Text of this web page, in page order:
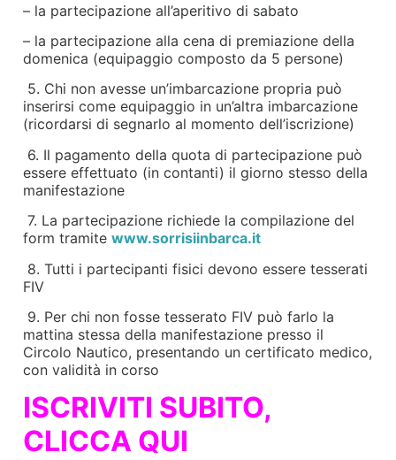
– la partecipazione all’aperitivo di sabato
– la partecipazione alla cena di premiazione della
domenica (equipaggio composto da 5 persone)
5. Chi non avesse un’imbarcazione propria può
inserirsi come equipaggio in un’altra imbarcazione
(ricordarsi di segnarlo al momento dell’iscrizione)
6. Il pagamento della quota di partecipazione può
essere effettuato (in contanti) il giorno stesso della
manifestazione
7. La partecipazione richiede la compilazione del
form tramite www.sorrisiinbarca.it
8. Tutti i partecipanti fisici devono essere tesserati
FIV
9. Per chi non fosse tesserato FIV può farlo la
mattina stessa della manifestazione presso il
Circolo Nautico, presentando un certificato medico,
con validità in corso
ISCRIVITI SUBITO,
CLICCA QUI